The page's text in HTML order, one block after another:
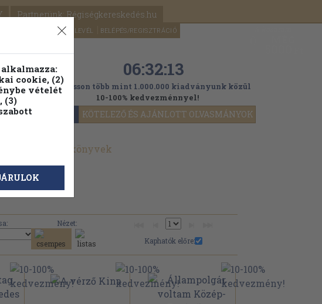
Partnerünk: Régiségkereskedés.hu
SEGÍTSÉG HÍRLEVÉL BELÉPÉS/REGISZTRÁCIÓ
OLVASMÁNYOK KÖTELEZŐ ÉS AJÁNLOTT OLVASMÁNYOK
fa 06:32:11
Válogasson több mint 1.000.000 kiadványunk közül
10-100% kedvezménnyel!
használt könyvek
Nézet:
Kaphatók előre:
cookie, (2)
vételét
(3)